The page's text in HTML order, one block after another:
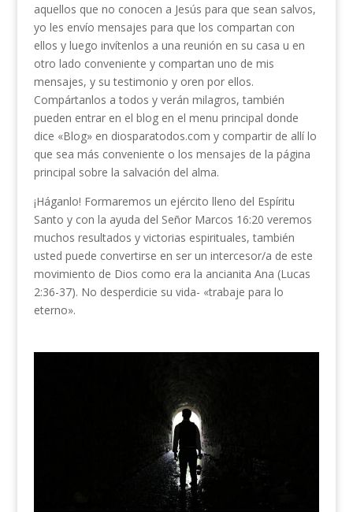
aquellos que no conocen a Jesús para que sean salvos,
yo les envío mensajes para que los compartan con
ellos y luego invítenlos a una reunión en su casa u en
otro lado conveniente y compartan uno de mis
mensajes, y su testimonio y oren por ellos.
Compártanlos a todos y verán milagros, también
pueden entrar en el blog en el menu principal donde
dice «Blog» en diosparatodos.com y compartir de allí lo
que sea más conveniente o los mensajes de la página
principal sobre la salvación del alma.
¡Háganlo! Formaremos un ejército lleno del Espíritu
Santo y con la ayuda del Señor Marcos 16:20 veremos
muchos resultados y victorias espirituales, también
usted puede convertirse en ser un intercesor/a de este
movimiento de Dios como era la ancianita Ana (Lucas
2:36-37). No desperdicie su vida- «trabaje para lo
eterno».